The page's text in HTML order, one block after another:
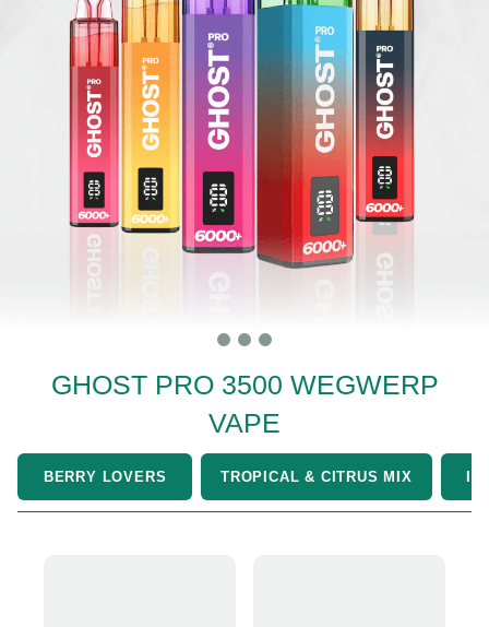
GHOST PRO 3500 WEGWERP
VAPE
BERRY LOVERS TROPICAL & CITRUS MIX